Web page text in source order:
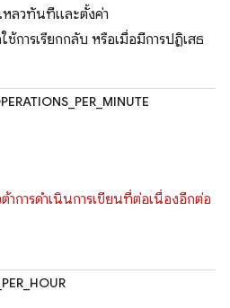
หลวทันทีและตั้งค่า
ช้การเรียกกลับ หรือเมื่อมีการปฏิเสธ
การดำเนินการเขียนที่ต่อเนื่องอีกต่อ